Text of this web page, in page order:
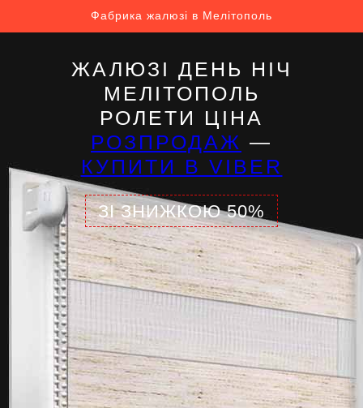
Фабрика жалюзі в Мелітополь
ЖАЛЮЗІ ДЕНЬ НІЧ
МЕЛІТОПОЛЬ
РОЛЕТИ ЦІНА
РОЗПРОДАЖ —
КУПИТИ В VIBER
ЗІ ЗНИЖКОЮ 50%